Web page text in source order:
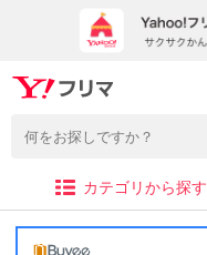
カテゴリから探す